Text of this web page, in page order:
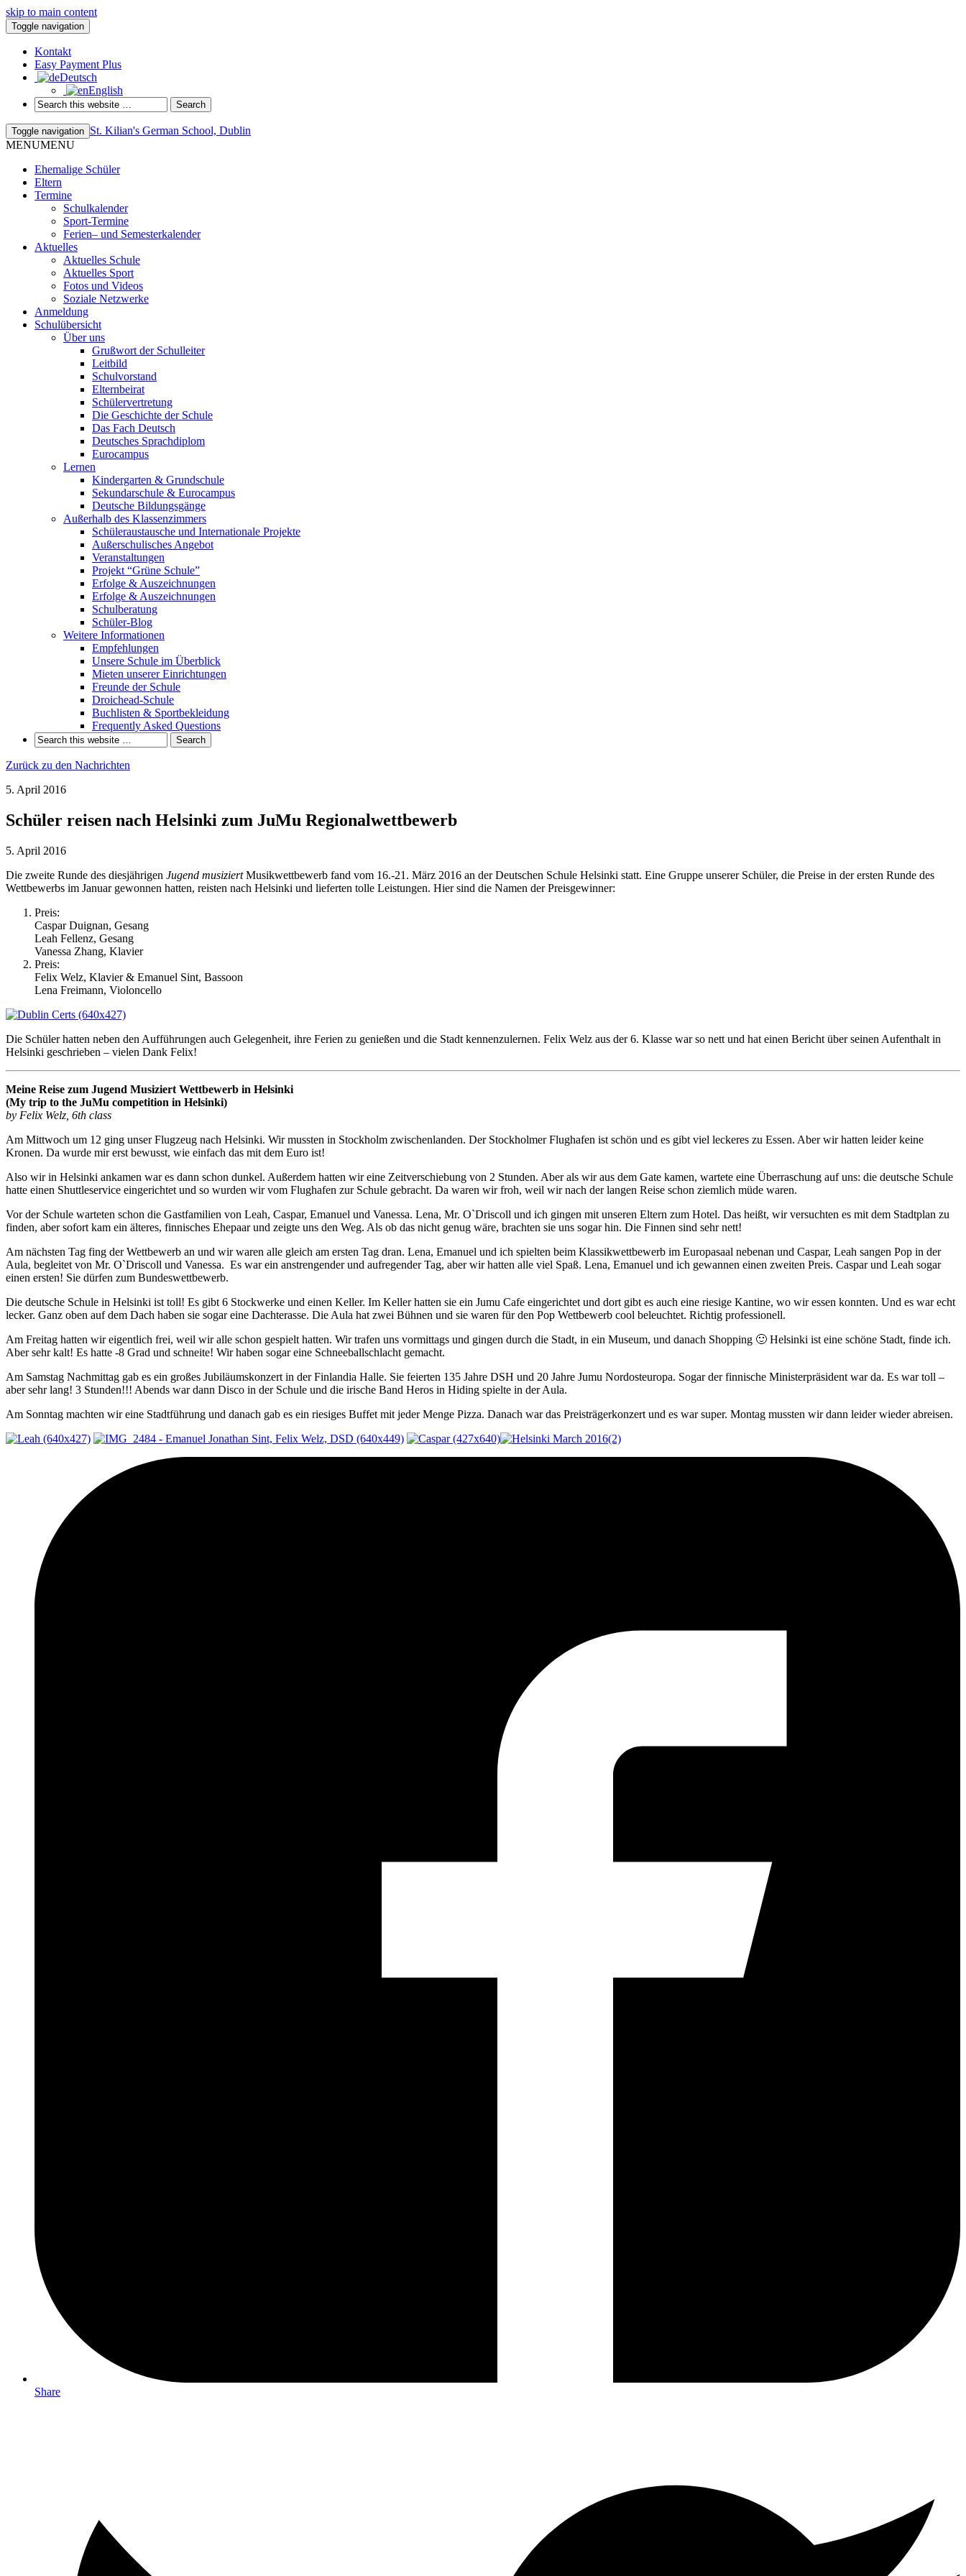
skip to main content
Toggle navigation
Kontakt
Easy Payment Plus
Deutsch
English
Toggle navigation St. Kilian's German School, Dublin
MENUMENU
Ehemalige Schüler
Eltern
Termine
Schulkalender
Sport-Termine
Ferien– und Semesterkalender
Aktuelles
Aktuelles Schule
Aktuelles Sport
Fotos und Videos
Soziale Netzwerke
Anmeldung
Schulübersicht
Über uns
Grußwort der Schulleiter
Leitbild
Schulvorstand
Elternbeirat
Schülervertretung
Die Geschichte der Schule
Das Fach Deutsch
Deutsches Sprachdiplom
Eurocampus
Lernen
Kindergarten & Grundschule
Sekundarschule & Eurocampus
Deutsche Bildungsgänge
Außerhalb des Klassenzimmers
Schüleraustausche und Internationale Projekte
Außerschulisches Angebot
Veranstaltungen
Projekt “Grüne Schule”
Erfolge & Auszeichnungen
Erfolge & Auszeichnungen
Schulberatung
Schüler-Blog
Weitere Informationen
Empfehlungen
Unsere Schule im Überblick
Mieten unserer Einrichtungen
Freunde der Schule
Droichead-Schule
Buchlisten & Sportbekleidung
Frequently Asked Questions
Zurück zu den Nachrichten
5. April 2016
Schüler reisen nach Helsinki zum JuMu Regionalwettbewerb
5. April 2016
Die zweite Runde des diesjährigen Jugend musiziertMusikwettbewerb fand vom 16.-21. März 2016 an der Deutschen Schule Helsinki statt. Eine Gruppe unserer Schüler, die Preise in der ersten Runde des
Wettbewerbs im Januar gewonnen hatten, reisten nach Helsinki und lieferten tolle Leistungen. Hier sind die Namen der Preisgewinner:
Preis:
Caspar Duignan, Gesang
Leah Fellenz, Gesang
Vanessa Zhang, Klavier
Preis:
Felix Welz, Klavier & Emanuel Sint, Bassoon
Lena Freimann, Violoncello
Die Schüler hatten neben den Aufführungen auch Gelegenheit, ihre Ferien zu genießen und die Stadt kennenzulernen. Felix Welz aus der 6. Klasse war so nett und hat einen Bericht über seinen Aufenthalt in
Helsinki geschrieben – vielen Dank Felix!
Meine Reise zum Jugend Musiziert Wettbewerb in Helsinki
(My trip to the JuMu competition in Helsinki)
by Felix Welz, 6th class
Am Mittwoch um 12 ging unser Flugzeug nach Helsinki. Wir mussten in Stockholm zwischenlanden. Der Stockholmer Flughafen ist schön und es gibt viel leckeres zu Essen. Aber wir hatten leider keine
Kronen. Da wurde mir erst bewusst, wie einfach das mit dem Euro ist!
Also wir in Helsinki ankamen war es dann schon dunkel. Außerdem hatten wir eine Zeitverschiebung von 2 Stunden. Aber als wir aus dem Gate kamen, wartete eine Überraschung auf uns: die deutsche Schule
hatte einen Shuttleservice eingerichtet und so wurden wir vom Flughafen zur Schule gebracht. Da waren wir froh, weil wir nach der langen Reise schon ziemlich müde waren.
Vor der Schule warteten schon die Gastfamilien von Leah, Caspar, Emanuel und Vanessa. Lena, Mr. O`Driscoll und ich gingen mit unseren Eltern zum Hotel. Das heißt, wir versuchten es mit dem Stadtplan zu
finden, aber sofort kam ein älteres, finnisches Ehepaar und zeigte uns den Weg. Als ob das nicht genug wäre, brachten sie uns sogar hin. Die Finnen sind sehr nett!
Am nächsten Tag fing der Wettbewerb an und wir waren alle gleich am ersten Tag dran. Lena, Emanuel und ich spielten beim Klassikwettbewerb im Europasaal nebenan und Caspar, Leah sangen Pop in der
Aula, begleitet von Mr. O`Driscoll und Vanessa. Es war ein anstrengender und aufregender Tag, aber wir hatten alle viel Spaß. Lena, Emanuel und ich gewannen einen zweiten Preis. Caspar und Leah sogar
einen ersten! Sie dürfen zum Bundeswettbewerb.
Die deutsche Schule in Helsinki ist toll! Es gibt 6 Stockwerke und einen Keller. Im Keller hatten sie ein Jumu Cafe eingerichtet und dort gibt es auch eine riesige Kantine, wo wir essen konnten. Und es war echt
lecker. Ganz oben auf dem Dach haben sie sogar eine Dachterasse. Die Aula hat zwei Bühnen und sie waren für den Pop Wettbewerb cool beleuchtet. Richtig professionell.
Am Freitag hatten wir eigentlich frei, weil wir alle schon gespielt hatten. Wir trafen uns vormittags und gingen durch die Stadt, in ein Museum, und danach Shopping 🙂 Helsinki ist eine schöne Stadt, finde ich.
Aber sehr kalt! Es hatte -8 Grad und schneite! Wir haben sogar eine Schneeballschlacht gemacht.
Am Samstag Nachmittag gab es ein großes Jubiläumskonzert in der Finlandia Halle. Sie feierten 135 Jahre DSH und 20 Jahre Jumu Nordosteuropa. Sogar der finnische Ministerpräsident war da. Es war toll –
aber sehr lang! 3 Stunden!!! Abends war dann Disco in der Schule und die irische Band Heros in Hiding spielte in der Aula.
Am Sonntag machten wir eine Stadtführung und danach gab es ein riesiges Buffet mit jeder Menge Pizza. Danach war das Preisträgerkonzert und es war super. Montag mussten wir dann leider wieder abreisen.
Share